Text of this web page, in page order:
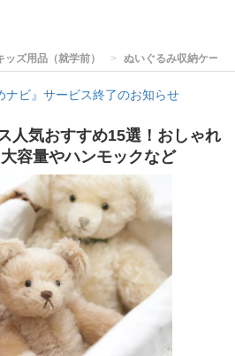
ッズ用品（就学前） ぬいぐるみ収納ケース
ナビ』サービス終了のお知らせ
人気おすすめ15選！おしゃれ
容量やハンモックなど